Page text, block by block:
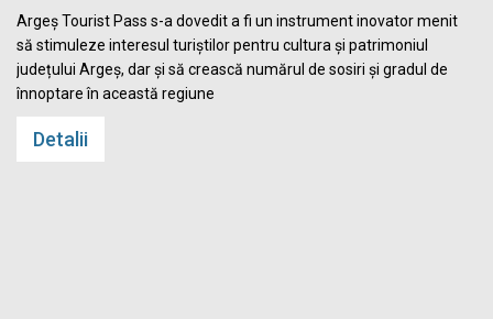
Argeș Tourist Pass s-a dovedit a fi un instrument inovator menit
să stimuleze interesul turiștilor pentru cultura și patrimoniul
județului Argeș, dar și să crească numărul de sosiri și gradul de
înnoptare în această regiune
Detalii